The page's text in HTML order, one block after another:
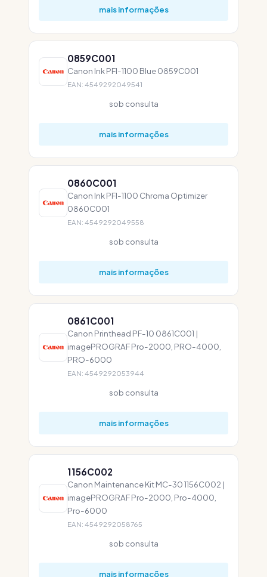
mais informações
0859C001
Canon Ink PFI-1100 Blue 0859C001
EAN: 4549292049541
sob consulta
mais informações
0860C001
Canon Ink PFI-1100 Chroma Optimizer
0860C001
EAN: 4549292049558
sob consulta
mais informações
0861C001
Canon Printhead PF-10 0861C001 |
imagePROGRAF Pro-2000, PRO-4000,
PRO-6000
EAN: 4549292053944
sob consulta
mais informações
1156C002
Canon Maintenance Kit MC-30 1156C002 |
imagePROGRAF Pro-2000, Pro-4000,
Pro-6000
EAN: 4549292058765
sob consulta
mais informações